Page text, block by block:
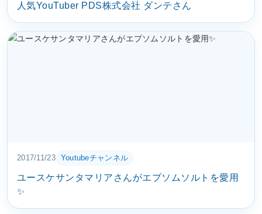
人気YouTuber PDS株式会社 ダンテさん
2017/11/23 Youtubeチャンネル
ユースケサンタマリアさんがエプソムソルトを愛用
✨